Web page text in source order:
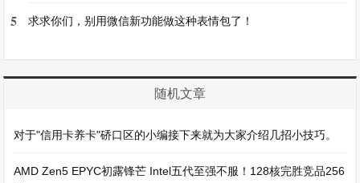
5 求求你们，别用微信新功能做这种表情包了！
随机文章
对于"信用卡养卡"硚口区的小编接下来就为大家介绍几招小技巧。
AMD Zen5 EPYC初露锋芒 Intel五代至强不服！128核完胜竞品256